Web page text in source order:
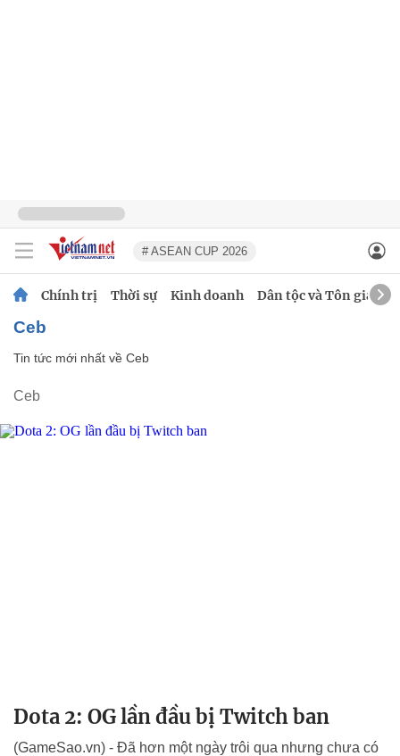
# ASEAN CUP 2026
Chính trị Thời sự Kinh doanh Dân tộc và Tôn giáo
Ceb
Tin tức mới nhất về Ceb
Ceb
Dota 2: OG lần đầu bị Twitch ban
(GameSao.vn) - Đã hơn một ngày trôi qua nhưng chưa có